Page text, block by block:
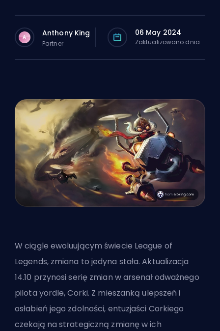
A Anthony King
Partner
06 May 2024
Zaktualizowano dnia
W ciągle ewoluującym świecie League of
Legends, zmiana to jedyna stała. Aktualizacja
14.10 przynosi serię zmian w arsenał odważnego
pilota yordle, Corki. Z mieszanką ulepszeń i
osłabień jego zdolności, entuzjaści Corkiego
czekają na strategiczną zmianę w ich